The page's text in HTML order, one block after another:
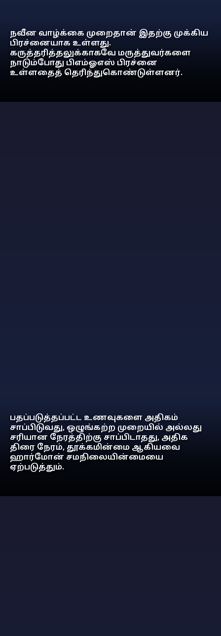
நவீன வாழ்க்கை முறைதான் இதற்கு முக்கிய
பிரச்னையாக உள்ளது.
கருத்தரித்தலுக்காகவே மருத்துவர்களை
நாடும்போது பிஎம்ஓஎஸ் பிரச்னை
உள்ளதைத் தெரிந்துகொண்டுள்ளனர்.
பதப்படுத்தப்பட்ட உணவுகளை அதிகம்
சாப்பிடுவது, ஒழுங்கற்ற முறையில் அல்லது
சரியான நேரத்திற்கு சாப்பிடாதது, அதிக
திரை நேரம், தூக்கமின்மை ஆகியவை
ஹார்மோன் சமநிலையின்மையை
ஏற்படுத்தும்.